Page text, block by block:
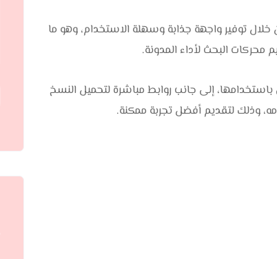
توفير واجهة جذابة وسهلة الاستخدام، وهو ما
محركات البحث لأداء المدونة.
إلى جانب روابط مباشرة لتحميل النسخ
وذلك لتقديم أفضل تجربة ممكنة.